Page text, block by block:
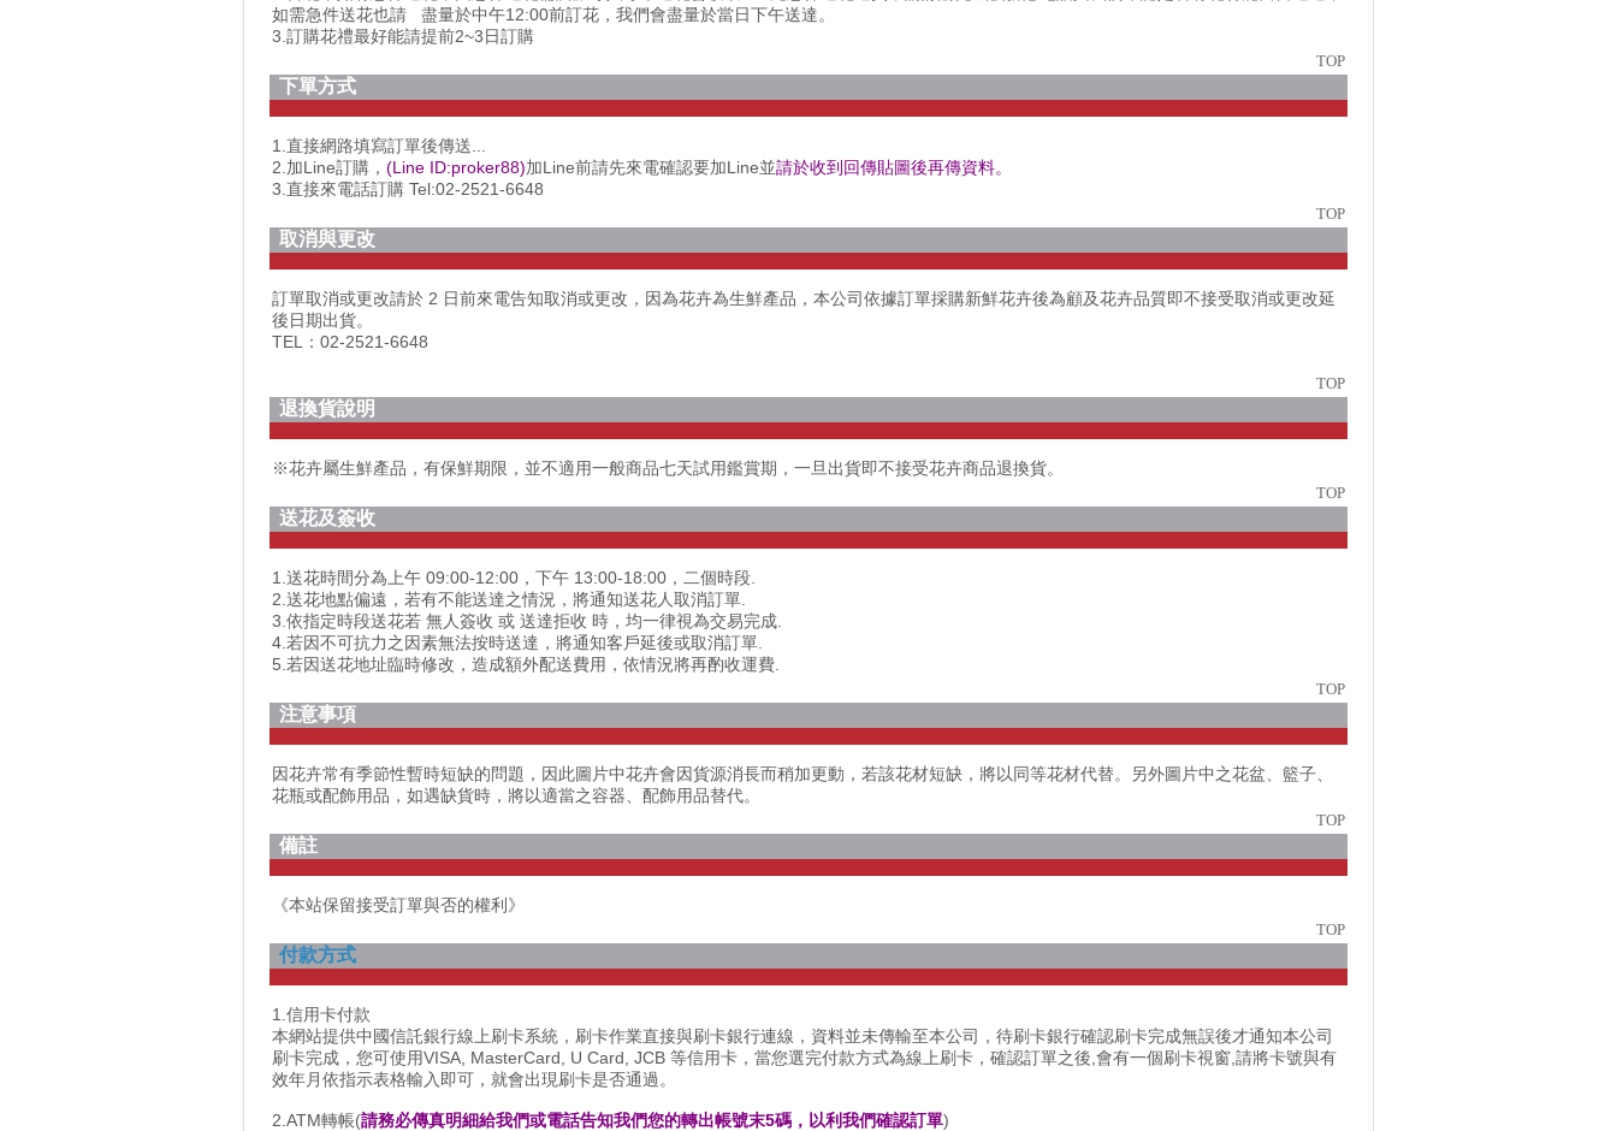
如需急件送花也請 盡量於中午12:00前訂花，我們會盡量於當日下午送達。
3.訂購花禮最好能請提前2~3日訂購
TOP
下單方式
1.直接網路填寫訂單後傳送...
2.加Line訂購， (Line ID:proker88)加Line前請先來電確認要加Line並請於收到回傳貼圖後再傳資料。
3.直接來電話訂購 Tel:02-2521-6648
TOP
取消與更改
訂單取消或更改請於 2 日前來電告知取消或更改，因為花卉為生鮮產品，本公司依據訂單採購新鮮花卉後為顧及花卉品質即不接受取消或更改延
後日期出貨。
TEL：02-2521-6648
TOP
退換貨說明
※花卉屬生鮮產品，有保鮮期限，並不適用一般商品七天試用鑑賞期，一旦出貨即不接受花卉商品退換貨。
TOP
送花及簽收
1.送花時間分為上午 09:00-12:00，下午 13:00-18:00，二個時段.
2.送花地點偏遠，若有不能送達之情況，將通知送花人取消訂單.
3.依指定時段送花若 無人簽收 或 送達拒收 時，均一律視為交易完成.
4.若因不可抗力之因素無法按時送達，將通知客戶延後或取消訂單.
5.若因送花地址臨時修改，造成額外配送費用，依情況將再酌收運費.
TOP
注意事項
因花卉常有季節性暫時短缺的問題，因此圖片中花卉會因貨源消長而稍加更動，若該花材短缺，將以同等花材代替。另外圖片中之花盆、籃子、
花瓶或配飾用品，如遇缺貨時，將以適當之容器、配飾用品替代。
TOP
備註
《本站保留接受訂單與否的權利》
TOP
付款方式
1.信用卡付款
本網站提供中國信託銀行線上刷卡系統，刷卡作業直接與刷卡銀行連線，資料並未傳輸至本公司，待刷卡銀行確認刷卡完成無誤後才通知本公司
刷卡完成，您可使用VISA, MasterCard, U Card, JCB 等信用卡，當您選完付款方式為線上刷卡，確認訂單之後,會有一個刷卡視窗,請將卡號與有
效年月依指示表格輸入即可，就會出現刷卡是否通過。
2.ATM轉帳(請務必傳真明細給我們或電話告知我們您的轉出帳號末5碼，以利我們確認訂單)